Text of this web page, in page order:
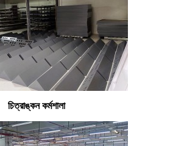
চিত্রাঙ্কন কর্মশালা